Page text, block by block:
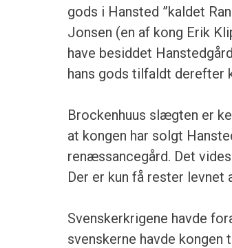
gods i Hansted ”kaldet
Jonsen (en af kong Erik
have besiddet
hans gods tilfaldt derefter
Brockenhuus slægten er
at kongen har solgt
renæssancegård. Det
Der er kun få rester levnet
Svenskerkrigene havde
svenskerne havde